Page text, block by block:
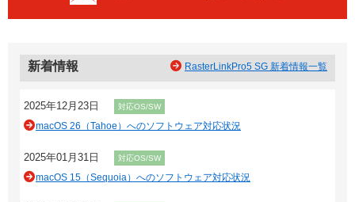
新着情報 RasterLinkPro5 SG 新着情報一覧
2025年12月23日 対応OS/SW
macOS 26（Tahoe）へのソフトウェア対応状況
2025年01月31日 対応OS/SW
macOS 15（Sequoia）へのソフトウェア対応状況